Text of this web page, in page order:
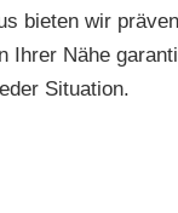
bieten wir
Ihrer Nähe
Situation.